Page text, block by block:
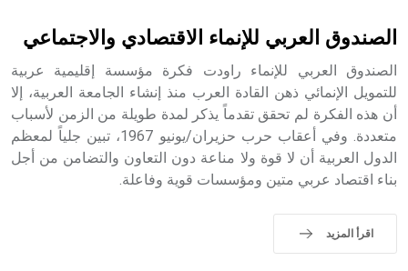
الصندوق العربي للإنماء الاقتصادي والاجتماعي
الصندوق العربي للإنماء راودت فكرة مؤسسة إقليمية عربية
للتمويل الإنمائي ذهن القادة العرب منذ إنشاء الجامعة العربية، إلا
أن هذه الفكرة لم تحقق تقدماً يذكر لمدة طويلة من الزمن لأسباب
متعددة. وفي أعقاب حرب حزيران/يونيو 1967، تبين جلياً لمعظم
الدول العربية أن لا قوة ولا مناعة دون التعاون والتضامن من أجل
بناء اقتصاد عربي متين ومؤسسات قوية وفاعلة.
اقرأ المزيد